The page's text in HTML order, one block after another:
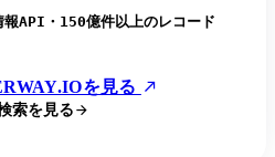
報API・150億件以上のレコード
を見る
索を見る